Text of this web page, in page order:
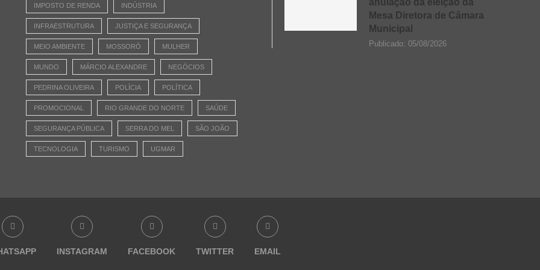
IMPOSTO DE RENDA INDÚSTRIA
INFRAESTRUTURA JUSTIÇA E SEGURANÇA
MEIO AMBIENTE MOSSORÓ MULHER
MUNDO MÁRCIO ALEXANDRE NEGÓCIOS
PEDRINA OLIVEIRA POLÍCIA POLÍTICA
PROMOCIONAL RIO GRANDE DO NORTE SAÚDE
SEGURANÇA PÚBLICA SERRA DO MEL SÃO JOÃO
TECNOLOGIA TURISMO UGMAR
anulação da eleição da
Mesa Diretora de Câmara
Municipal
Publicado: 05/08/2026
INSTAGRAM FACEBOOK TWITTER EMAIL